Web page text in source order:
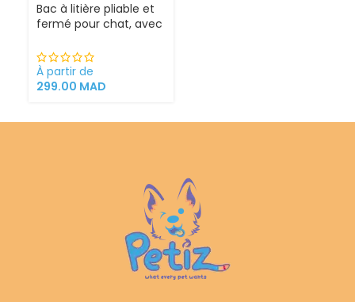
Bac à litière pliable et
fermé pour chat, avec
À partir de
299.00 MAD